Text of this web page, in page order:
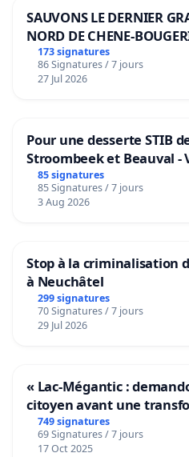
SAUVONS LE DERNIER
NORD DE CHENE-
173 signatures
86 Signatures / 7 jours
27 Jul 2026
Pour une desserte STIB
Stroombeek et Beauval -
bediening van de wijken
Voor
85 signatures
85 Signatures / 7 jours
3 Aug 2026
Stop à la criminalisation
à Neuchâtel
299 signatures
70 Signatures / 7 jours
29 Jul 2026
« Lac-Mégantic :
citoyen avant une
de notre territoire »
749 signatures
69 Signatures / 7 jours
17 Oct 2025